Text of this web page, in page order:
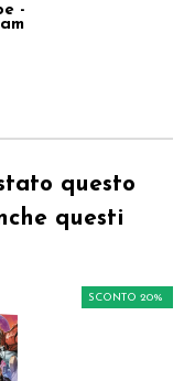
-
questo
questi
SCONTO 20%